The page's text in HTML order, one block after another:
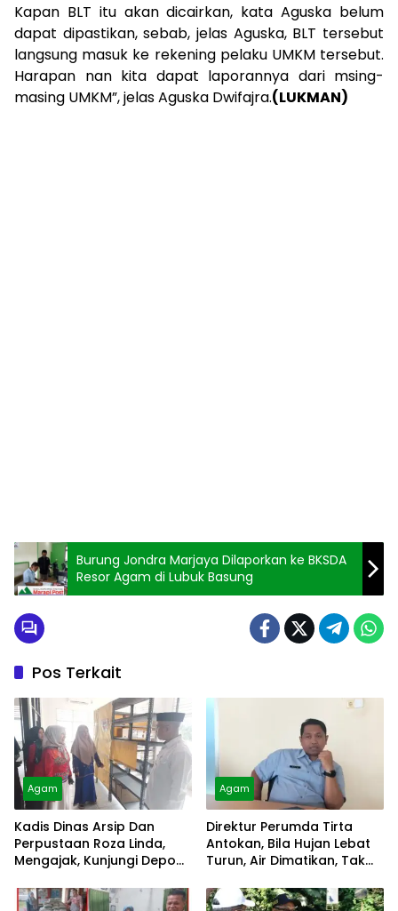
Kapan BLT itu akan dicairkan, kata Aguska belum
dapat dipastikan, sebab, jelas Aguska, BLT tersebut
langsung masuk ke rekening pelaku UMKM tersebut.
Harapan nan kita dapat laporannya dari msing-
masing UMKM”, jelas Aguska Dwifajra.(LUKMAN)
Burung Jondra Marjaya Dilaporkan ke BKSDA
Resor Agam di Lubuk Basung
Pos Terkait
Agam
Kadis Dinas Arsip Dan
Perpustaan Roza Linda,
Mengajak, Kunjungi Depo
Agam
Direktur Perumda Tirta
Antokan, Bila Hujan Lebat
Turun, Air Dimatikan, Tak